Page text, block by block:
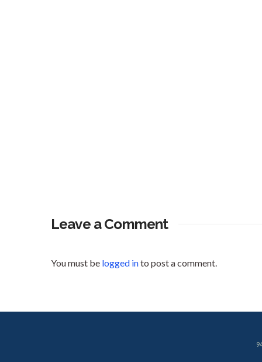
Leave a Comment
You must be logged into post a comment.